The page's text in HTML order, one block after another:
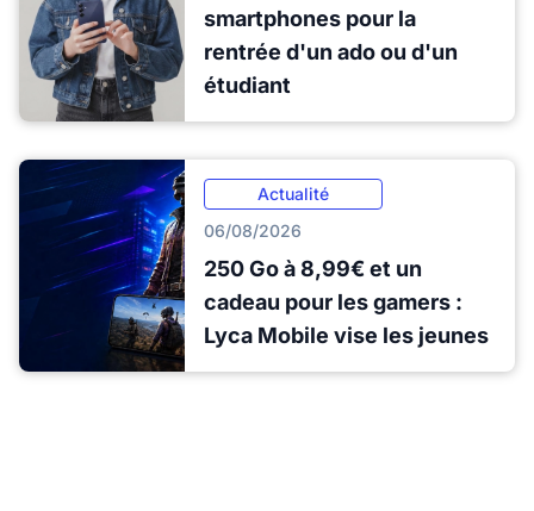
smartphones pour la
rentrée d'un ado ou d'un
étudiant
Actualité
06/08/2026
250 Go à 8,99€ et un
cadeau pour les gamers :
Lyca Mobile vise les jeunes